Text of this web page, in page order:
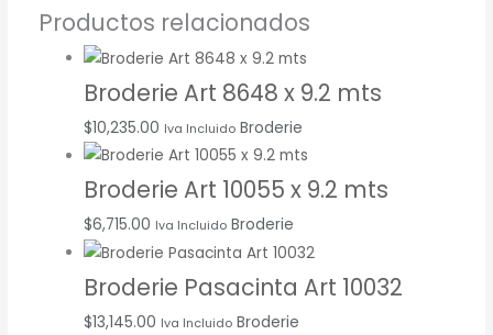
Productos relacionados
Broderie Art 8648 x 9.2 mts
$10,235.00 Iva Incluido Broderie
Broderie Art 10055 x 9.2 mts
$6,715.00 Iva Incluido Broderie
Broderie Pasacinta Art 10032
$13,145.00 Iva Incluido Broderie